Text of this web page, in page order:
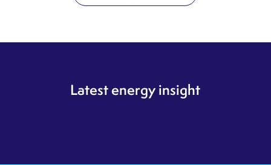
Latest energy insight